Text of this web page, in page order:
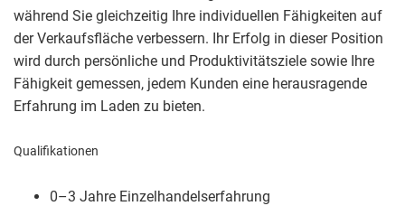
während Sie gleichzeitig Ihre individuellen Fähigkeiten auf
der Verkaufsfläche verbessern. Ihr Erfolg in dieser Position
wird durch persönliche und Produktivitätsziele sowie Ihre
Fähigkeit gemessen, jedem Kunden eine herausragende
Erfahrung im Laden zu bieten.
Qualifikationen
0–3 Jahre Einzelhandelserfahrung